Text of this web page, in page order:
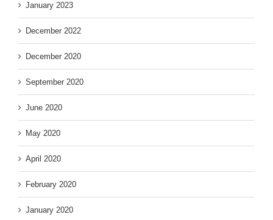
January 2023
December 2022
December 2020
September 2020
June 2020
May 2020
April 2020
February 2020
January 2020